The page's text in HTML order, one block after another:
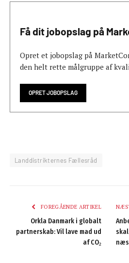
Få dit jobopslag på
Opret et jobopslag på
den helt rette målgruppe af
OPRET JOBOPSLAG
Landdistrikternes Fællesråd
FOREGÅENDE ARTIKEL
Orkla Danmark i globalt
partnerskab: Vil lave mad ud
af CO₂